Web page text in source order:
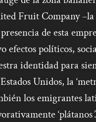
Fruit Company –la
de esta
efectos políticos,
identidad para
Unidos, la
los emigrantes
‘plátanos’.